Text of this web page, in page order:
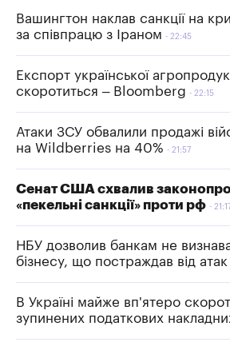
Вашингтон наклав санкції на
за співпрацю з Іраном
22:45
Експорт української
скоротиться – Bloomberg
22:15
Атаки ЗСУ обвалили продажі
на Wildberries на 40%
21:57
Сенат США схвалив
«пекельні санкції» проти рф
НБУ дозволив банкам не
бізнесу, що постраждав від
В Україні майже вп'ятеро
зупинених податкових